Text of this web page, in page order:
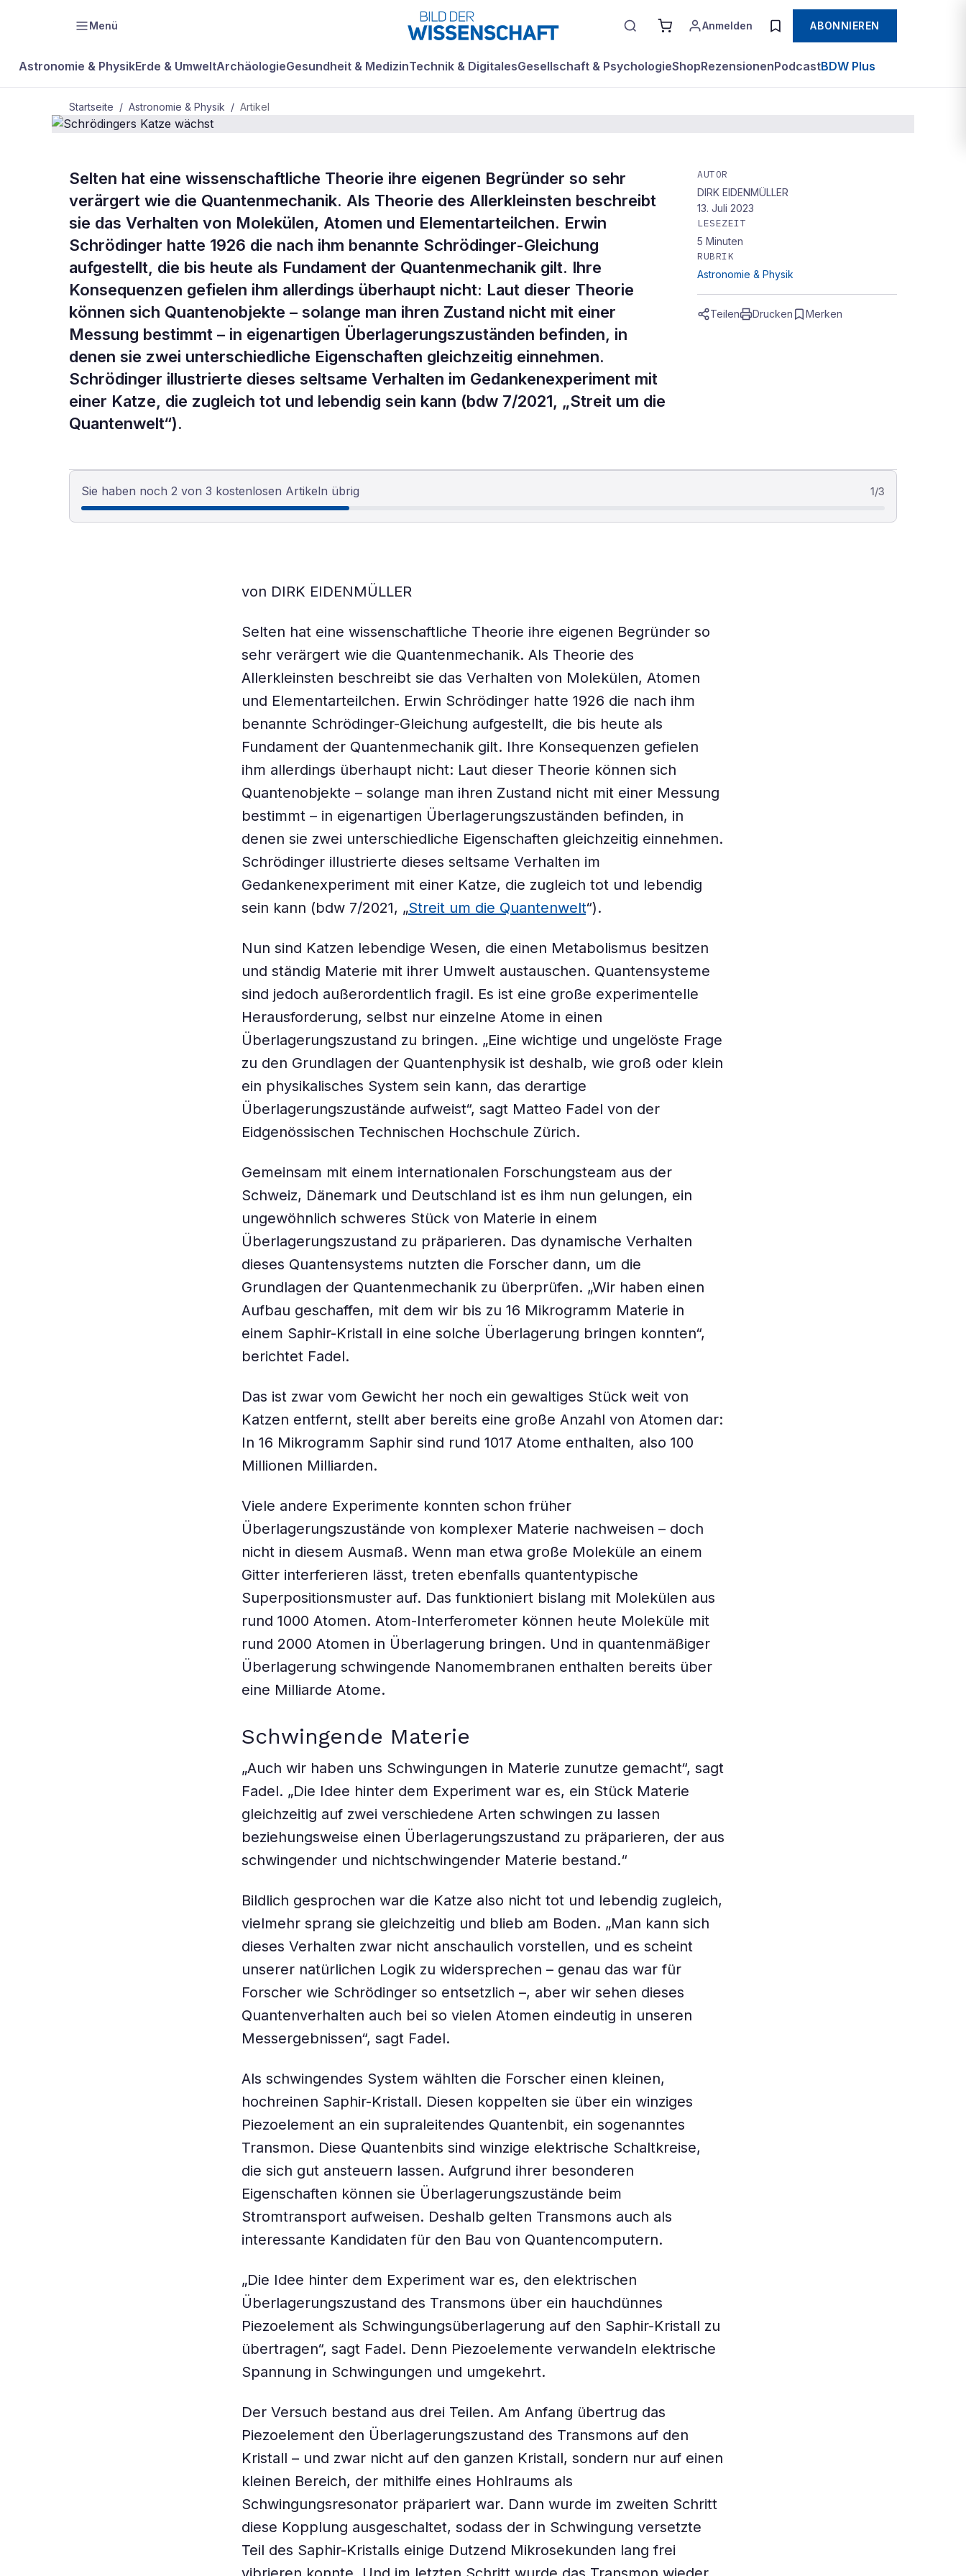
Menü Anmelden ABONNIEREN
Astronomie & PhysikErde & UmweltArchäologieGesundheit & MedizinTechnik & DigitalesGesellschaft & PsychologieShopRezensionenPodcastBDW Plus
Startseite / Astronomie & Physik / Artikel
BDW PlusASTRONOMIE & PHYSIK
Schrödingers Katze
wächst
Selten hat eine wissenschaftliche Theorie ihre eigenen Begründer so sehr
verärgert wie die Quantenmechanik. Als Theorie des Allerkleinsten beschreibt
sie das Verhalten von Molekülen, Atomen und Elementarteilchen. Erwin
Schrödinger hatte 1926 die nach ihm benannte Schrödinger-Gleichung
aufgestellt, die bis heute als Fundament der Quantenmechanik gilt. Ihre
Konsequenzen gefielen ihm allerdings überhaupt nicht: Laut dieser Theorie
können sich Quantenobjekte – solange man ihren Zustand nicht mit einer
Messung bestimmt – in eigenartigen Überlagerungszuständen befinden, in
denen sie zwei unterschiedliche Eigenschaften gleichzeitig einnehmen.
Schrödinger illustrierte dieses seltsame Verhalten im Gedankenexperiment mit
einer Katze, die zugleich tot und lebendig sein kann (bdw 7/2021, „Streit um die
Quantenwelt“).
AUTOR
DIRK EIDENMÜLLER
13. Juli 2023
LESEZEIT
5 Minuten
RUBRIK
Astronomie & Physik
Teilen Drucken Merken
Sie haben noch 2 von 3 kostenlosen Artikeln übrig 1/3
von DIRK EIDENMÜLLER
Selten hat eine wissenschaftliche Theorie ihre eigenen Begründer so
sehr verärgert wie die Quantenmechanik. Als Theorie des
Allerkleinsten beschreibt sie das Verhalten von Molekülen, Atomen
und Elementarteilchen. Erwin Schrödinger hatte 1926 die nach ihm
benannte Schrödinger-Gleichung aufgestellt, die bis heute als
Fundament der Quantenmechanik gilt. Ihre Konsequenzen gefielen
ihm allerdings überhaupt nicht: Laut dieser Theorie können sich
Quantenobjekte – solange man ihren Zustand nicht mit einer Messung
bestimmt – in eigenartigen Überlagerungszuständen befinden, in
denen sie zwei unterschiedliche Eigenschaften gleichzeitig einnehmen.
Schrödinger illustrierte dieses seltsame Verhalten im
Gedankenexperiment mit einer Katze, die zugleich tot und lebendig
sein kann (bdw 7/2021, „Streit um die Quantenwelt“).
Nun sind Katzen lebendige Wesen, die einen Metabolismus besitzen
und ständig Materie mit ihrer Umwelt austauschen. Quantensysteme
sind jedoch außerordentlich fragil. Es ist eine große experimentelle
Herausforderung, selbst nur einzelne Atome in einen
Überlagerungszustand zu bringen. „Eine wichtige und ungelöste Frage
zu den Grundlagen der Quantenphysik ist deshalb, wie groß oder klein
ein physikalisches System sein kann, das derartige
Überlagerungszustände aufweist“, sagt Matteo Fadel von der
Eidgenössischen Technischen Hochschule Zürich.
Gemeinsam mit einem internationalen Forschungsteam aus der
Schweiz, Dänemark und Deutschland ist es ihm nun gelungen, ein
ungewöhnlich schweres Stück von Materie in einem
Überlagerungszustand zu präparieren. Das dynamische Verhalten
dieses Quantensystems nutzten die Forscher dann, um die
Grundlagen der Quantenmechanik zu überprüfen. „Wir haben einen
Aufbau geschaffen, mit dem wir bis zu 16 Mikrogramm Materie in
einem Saphir-Kristall in eine solche Überlagerung bringen konnten“,
berichtet Fadel.
Das ist zwar vom Gewicht her noch ein gewaltiges Stück weit von
Katzen entfernt, stellt aber bereits eine große Anzahl von Atomen dar:
In 16 Mikrogramm Saphir sind rund 1017 Atome enthalten, also 100
Millionen Milliarden.
Viele andere Experimente konnten schon früher
Überlagerungszustände von komplexer Materie nachweisen – doch
nicht in diesem Ausmaß. Wenn man etwa große Moleküle an einem
Gitter interferieren lässt, treten ebenfalls quantentypische
Superpositionsmuster auf. Das funktioniert bislang mit Molekülen aus
rund 1000 Atomen. Atom-Interferometer können heute Moleküle mit
rund 2000 Atomen in Überlagerung bringen. Und in quantenmäßiger
Überlagerung schwingende Nanomembranen enthalten bereits über
eine Milliarde Atome.
Schwingende Materie
„Auch wir haben uns Schwingungen in Materie zunutze gemacht“, sagt
Fadel. „Die Idee hinter dem Experiment war es, ein Stück Materie
gleichzeitig auf zwei verschiedene Arten schwingen zu lassen
beziehungsweise einen Überlagerungszustand zu präparieren, der aus
schwingender und nichtschwingender Materie bestand.“
Bildlich gesprochen war die Katze also nicht tot und lebendig zugleich,
vielmehr sprang sie gleichzeitig und blieb am Boden. „Man kann sich
dieses Verhalten zwar nicht anschaulich vorstellen, und es scheint
unserer natürlichen Logik zu widersprechen – genau das war für
Forscher wie Schrödinger so entsetzlich –, aber wir sehen dieses
Quantenverhalten auch bei so vielen Atomen eindeutig in unseren
Messergebnissen“, sagt Fadel.
Als schwingendes System wählten die Forscher einen kleinen,
hochreinen Saphir-Kristall. Diesen koppelten sie über ein winziges
Piezoelement an ein supraleitendes Quantenbit, ein sogenanntes
Transmon. Diese Quantenbits sind winzige elektrische Schaltkreise,
die sich gut ansteuern lassen. Aufgrund ihrer besonderen
Eigenschaften können sie Überlagerungszustände beim
Stromtransport aufweisen. Deshalb gelten Transmons auch als
interessante Kandidaten für den Bau von Quantencomputern.
„Die Idee hinter dem Experiment war es, den elektrischen
Überlagerungszustand des Transmons über ein hauchdünnes
Piezoelement als Schwingungsüberlagerung auf den Saphir-Kristall zu
übertragen“, sagt Fadel. Denn Piezoelemente verwandeln elektrische
Spannung in Schwingungen und umgekehrt.
Der Versuch bestand aus drei Teilen. Am Anfang übertrug das
Piezoelement den Überlagerungszustand des Transmons auf den
Kristall – und zwar nicht auf den ganzen Kristall, sondern nur auf einen
kleinen Bereich, der mithilfe eines Hohlraums als
Schwingungsresonator präpariert war. Dann wurde im zweiten Schritt
diese Kopplung ausgeschaltet, sodass der in Schwingung versetzte
Teil des Saphir-Kristalls einige Dutzend Mikrosekunden lang frei